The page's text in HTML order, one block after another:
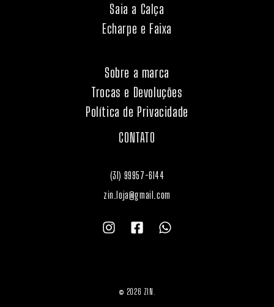
Saia a Calça
Echarpe e Faixa
Sobre a marca
Trocas e Devoluções
Política de Privacidade
CONTATO
(31) 99957-6144
zin.loja@gmail.com
© 2026 ZIN.